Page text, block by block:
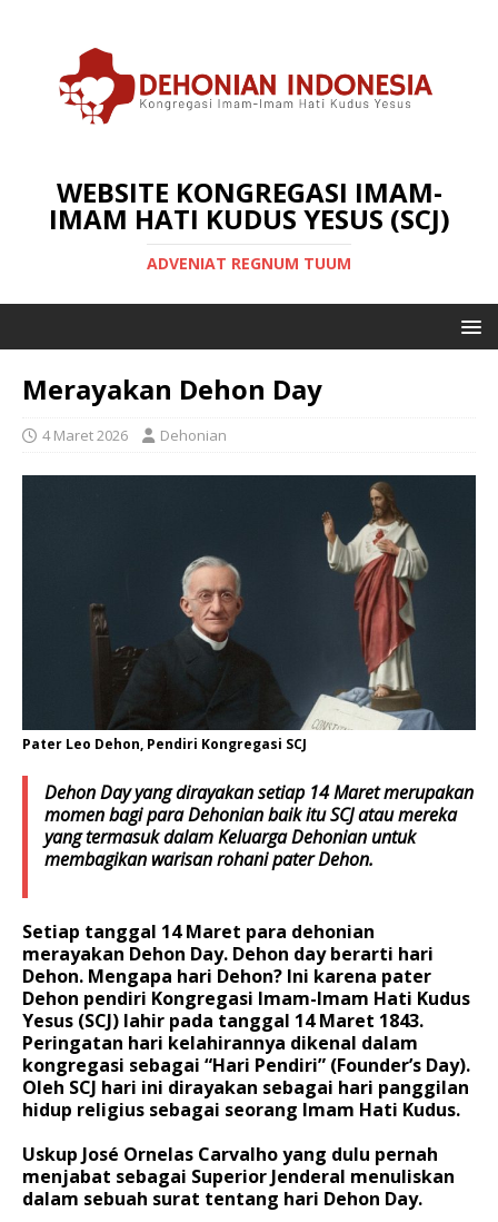
WEBSITE KONGREGASI IMAM-
IMAM HATI KUDUS YESUS (SCJ)
ADVENIAT REGNUM TUUM
Merayakan Dehon Day
4 Maret 2026 Dehonian
Pater Leo Dehon, Pendiri Kongregasi SCJ
Dehon Day yang dirayakan setiap 14 Maret merupakan
momen bagi para Dehonian baik itu SCJ atau mereka
yang termasuk dalam Keluarga Dehonian untuk
membagikan warisan rohani pater Dehon.
Setiap tanggal 14 Maret para dehonian
merayakan Dehon Day. Dehon day berarti hari
Dehon. Mengapa hari Dehon? Ini karena pater
Dehon pendiri Kongregasi Imam-Imam Hati Kudus
Yesus (SCJ) lahir pada tanggal 14 Maret 1843.
Peringatan hari kelahirannya dikenal dalam
kongregasi sebagai “Hari Pendiri” (Founder’s Day).
Oleh SCJ hari ini dirayakan sebagai hari panggilan
hidup religius sebagai seorang Imam Hati Kudus.
Uskup José Ornelas Carvalho yang dulu pernah
menjabat sebagai Superior Jenderal menuliskan
dalam sebuah surat tentang hari Dehon Day.